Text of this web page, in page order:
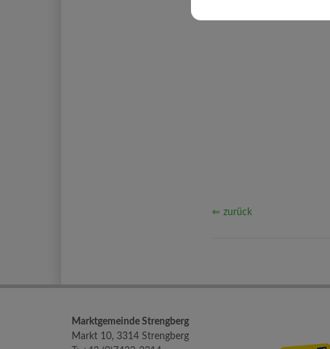
⇐ zurück
Marktgemeinde Strengberg
Markt 10, 3314 Strengberg